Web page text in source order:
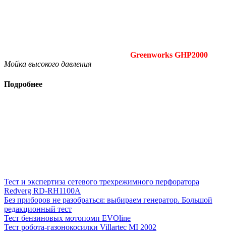
Greenworks GHP2000
Мойка высокого давления
Подробнее
Тест и экспертиза сетевого трехрежимного перфоратора
Redverg RD-RH1100A
Без приборов не разобраться: выбираем генератор. Большой
редакционный тест
Тест бензиновых мотопомп EVOline
Тест робота-газонокосилки Villartec MI 2002